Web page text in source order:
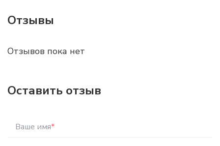
Отзывы
Отзывов пока нет
Оставить отзыв
Ваше имя*